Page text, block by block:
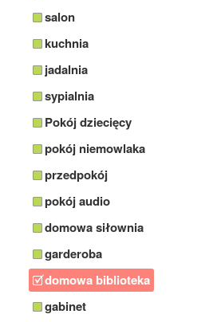
salon
kuchnia
jadalnia
sypialnia
Pokój dziecięcy
pokój niemowlaka
przedpokój
pokój audio
domowa siłownia
garderoba
domowa biblioteka
gabinet